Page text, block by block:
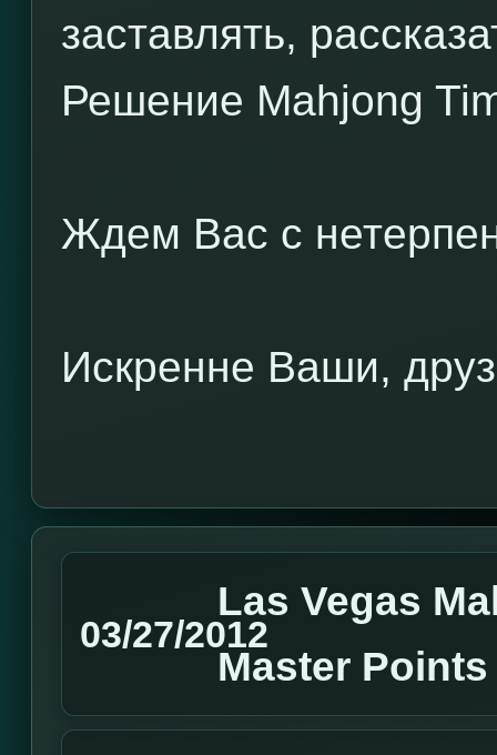
заставлять,
Решение Mahjong
Ждем Вас с
Искренне Ваши,
03/27/2012
Las Vegas
Master Points